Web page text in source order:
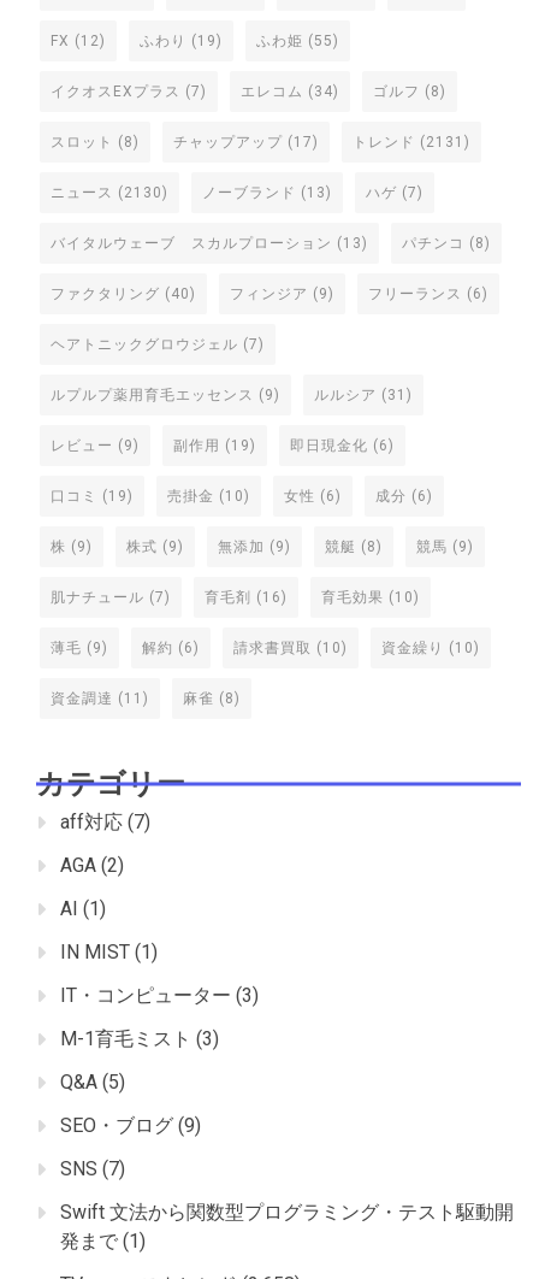
FX (12) ふわり (19) ふわ姫 (55)
イクオスEXプラス (7) エレコム (34) ゴルフ (8)
スロット (8) チャップアップ (17) トレンド (2131)
ニュース (2130) ノーブランド (13) ハゲ (7)
バイタルウェーブ スカルプローション (13) パチンコ (8)
ファクタリング (40) フィンジア (9) フリーランス (6)
ヘアトニックグロウジェル (7)
ルプルプ薬用育毛エッセンス (9) ルルシア (31)
レビュー (9) 副作用 (19) 即日現金化 (6)
口コミ (19) 売掛金 (10) 女性 (6) 成分 (6)
株 (9) 株式 (9) 無添加 (9) 競艇 (8) 競馬 (9)
肌ナチュール (7) 育毛剤 (16) 育毛効果 (10)
薄毛 (9) 解約 (6) 請求書買取 (10) 資金繰り (10)
資金調達 (11) 麻雀 (8)
カテゴリー
aff対応 (7)
AGA (2)
AI (1)
IN MIST (1)
IT・コンピューター (3)
M-1育毛ミスト (3)
Q&A (5)
SEO・ブログ (9)
SNS (7)
Swift 文法から関数型プログラミング・テスト駆動開
発まで (1)